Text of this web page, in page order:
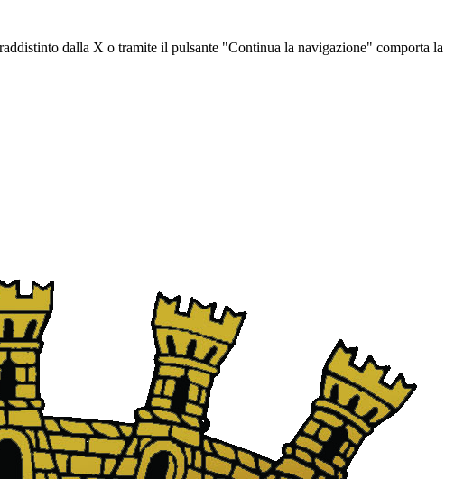
dalla X o tramite il pulsante "Continua la navigazione" comporta la